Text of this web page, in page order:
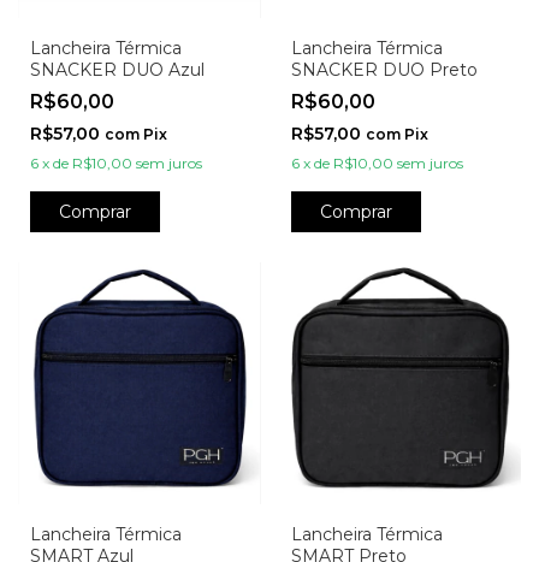
Lancheira Térmica
SNACKER DUO Azul
R$60,00
R$57,00 com Pix
6 x de R$10,00 sem juros
Comprar
Lancheira Térmica
SNACKER DUO Preto
R$60,00
R$57,00 com Pix
6 x de R$10,00 sem juros
Comprar
Lancheira Térmica
SMART Azul
Lancheira Térmica
SMART Preto